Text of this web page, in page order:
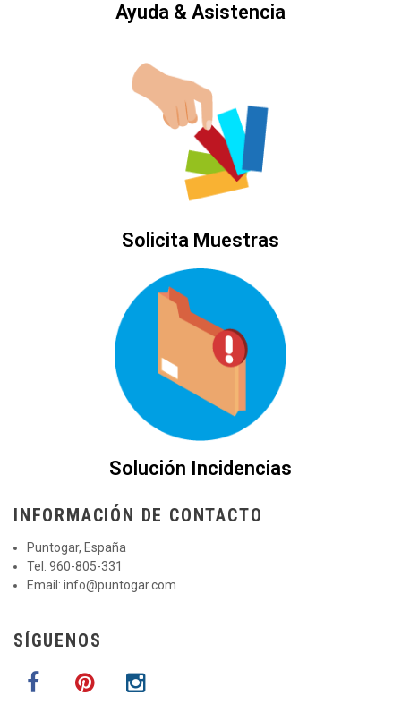
Ayuda & Asistencia
Solicita Muestras
Solución Incidencias
INFORMACIÓN DE CONTACTO
Puntogar, España
Tel. 960-805-331
Email: info@puntogar.com
SÍGUENOS